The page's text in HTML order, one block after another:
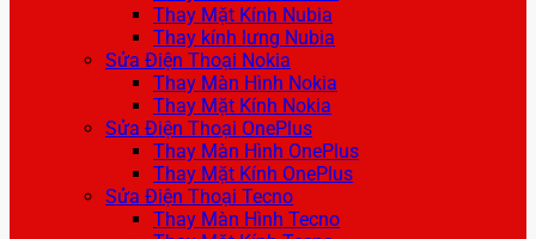
Thay Mặt Kính Nubia
Thay kính lưng Nubia
Sửa Điện Thoại Nokia
Thay Màn Hình Nokia
Thay Mặt Kính Nokia
Sửa Điện Thoại OnePlus
Thay Màn Hình OnePlus
Thay Mặt Kính OnePlus
Sửa Điện Thoại Tecno
Thay Màn Hình Tecno